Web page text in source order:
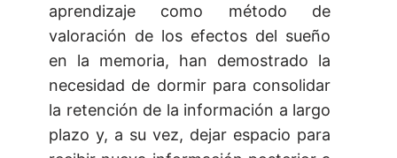
aprendizaje como método de
valoración de los efectos del sueño
en la memoria, han demostrado la
necesidad de dormir para consolidar
la retención de la información a largo
plazo y, a su vez, dejar espacio para